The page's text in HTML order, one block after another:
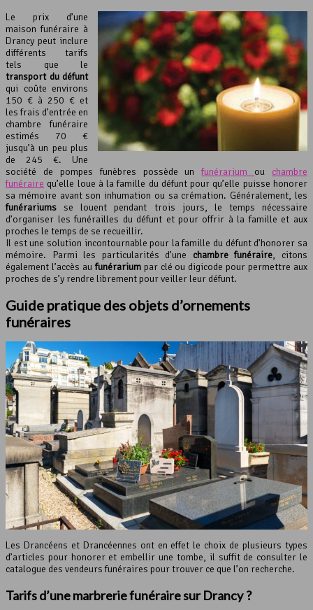
Le prix d’une
maison funéraire à
Drancy peut inclure
différents tarifs
tels que le
transport du défunt
qui coûte environs
150 € à 250 € et
les frais d’entrée en
chambre funéraire
estimés 70 €
jusqu’à un peu plus
de 245 €. Une
société de pompes funèbres possède unfunérarium ou chambre
funéraire qu’elle loue à la famille du défunt pour qu’elle puisse honorer
sa mémoire avant son inhumation ou sa crémation. Généralement, les
funérariums se louent pendant trois jours, le temps nécessaire
d’organiser les funérailles du défunt et pour offrir à la famille et aux
proches le temps de se recueillir.
Il est une solution incontournable pour la famille du défunt d’honorer sa
mémoire. Parmi les particularités d’une chambre funéraire, citons
également l’accès aufunérarium par clé ou digicode pour permettre aux
proches de s’y rendre librement pour veiller leur défunt.
Guide pratique des objets d’ornements
funéraires
Les Drancéens et Drancéennes ont en effet le choix de plusieurs types
d’articles pour honorer et embellir une tombe, il suffit de consulter le
catalogue des vendeurs funéraires pour trouver ce que l’on recherche.
Tarifs d’unemarbrerie funérairesur Drancy ?